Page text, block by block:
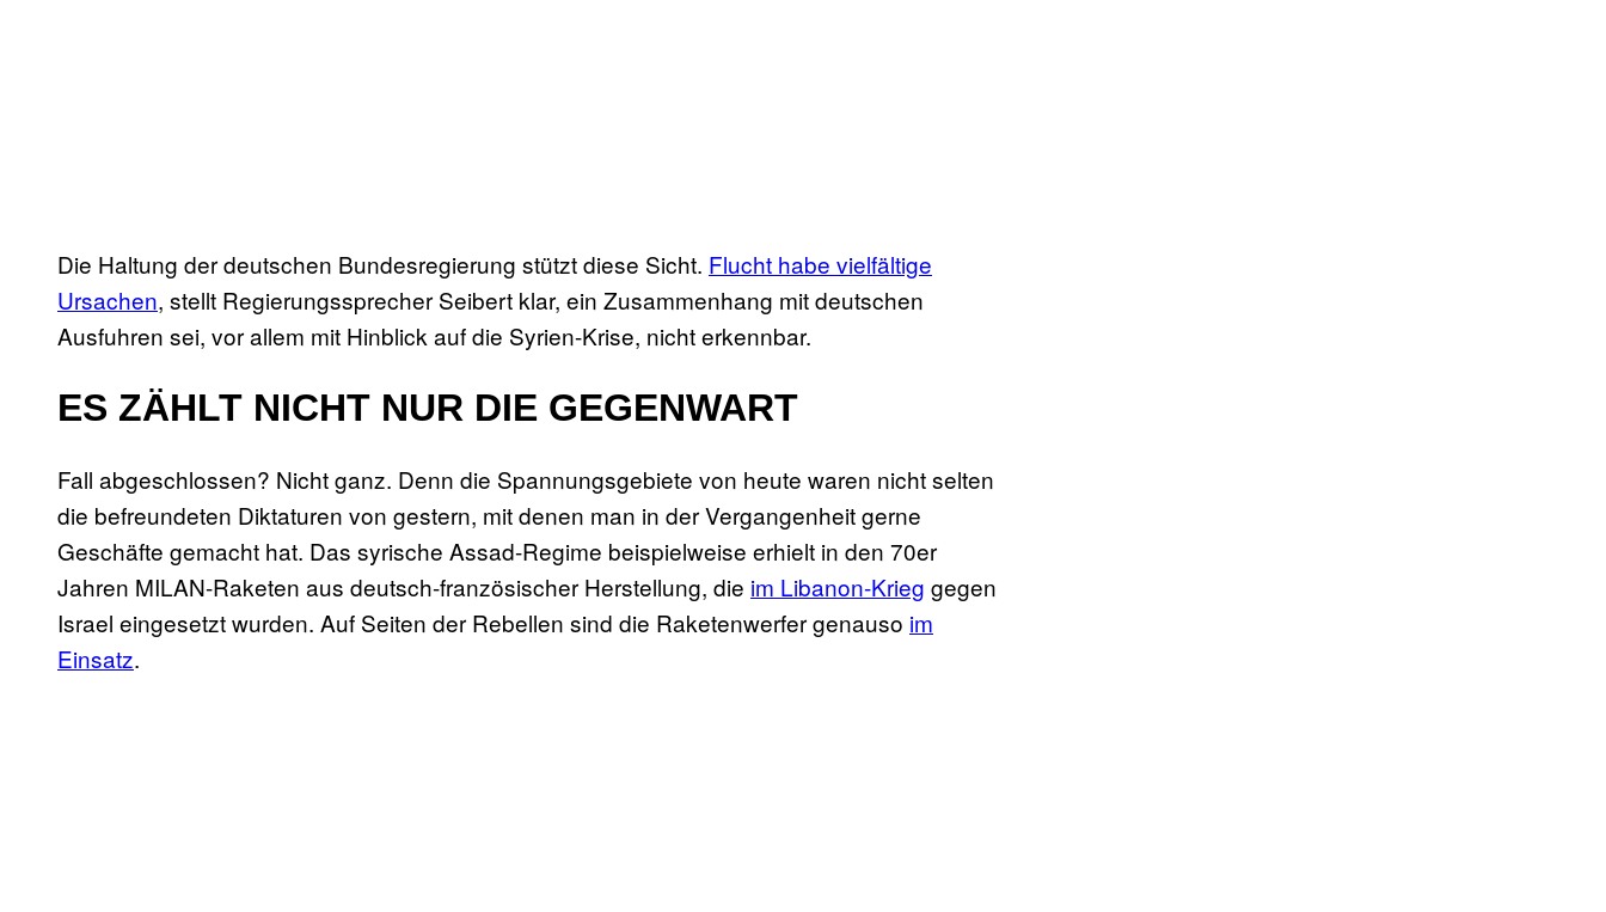
Die Haltung der deutschen Bundesregierung stützt diese Sicht. Flucht habe vielfältige
Ursachen, stellt Regierungssprecher Seibert klar, ein Zusammenhang mit deutschen
Ausfuhren sei, vor allem mit Hinblick auf die Syrien-Krise, nicht erkennbar.
ES ZÄHLT NICHT NUR DIE GEGENWART
Fall abgeschlossen? Nicht ganz. Denn die Spannungsgebiete von heute waren nicht selten
die befreundeten Diktaturen von gestern, mit denen man in der Vergangenheit gerne
Geschäfte gemacht hat. Das syrische Assad-Regime beispielweise erhielt in den 70er
Jahren MILAN-Raketen aus deutsch-französischer Herstellung, die im Libanon-Krieg gegen
Israel eingesetzt wurden. Auf Seiten der Rebellen sind die Raketenwerfer genauso im
Einsatz.